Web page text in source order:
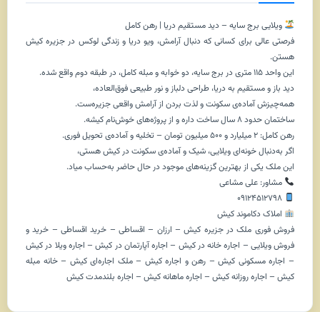
ویلایی برج سایه – دید مستقیم دریا | رهن کامل
فرصتی عالی برای کسانی که دنبال آرامش، ویو دریا و زندگی لوکس در جزیره کیش
هستن.
این واحد ۱۱۵ متری در برج سایه، دو خوابه و مبله کامل، در طبقه دوم واقع شده.
دید باز و مستقیم به دریا، طراحی دلباز و نور طبیعی فوق‌العاده،
همه‌چیزش آماده‌ی سکونت و لذت بردن از آرامش واقعی جزیره‌ست.
ساختمان حدود ۸ سال ساخت داره و از پروژه‌های خوش‌نام کیشه.
رهن کامل: ۲ میلیارد و ۵۰۰ میلیون تومان – تخلیه و آماده‌ی تحویل فوری.
اگر به‌دنبال خونه‌ای ویلایی، شیک و آماده‌ی سکونت در کیش هستی،
این ملک یکی از بهترین گزینه‌های موجود در حال حاضر به‌حساب میاد.
مشاور: علی مشاعی
املاک دکاموند کیش
فروش فوری ملک در جزیره کیش – ارزان – اقساطی – خرید اقساطی – خرید و
فروش ویلایی – اجاره خانه در کیش – اجاره آپارتمان در کیش – اجاره ویلا در کیش
– اجاره مسکونی کیش – رهن و اجاره کیش – ملک اجاره‌ای کیش – خانه مبله
کیش – اجاره روزانه کیش – اجاره ماهانه کیش – اجاره بلندمدت کیش